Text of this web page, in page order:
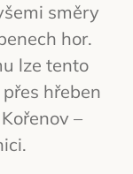
směry
hor.
lze tento
hřeben
–